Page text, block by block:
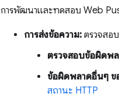
การพัฒนาและทดสอบ Web
การส่งข้อความ: ตรวจสอ
ตรวจสอบข้อผิดพ
ข้อผิดพลาดอื่นๆ ข
สถานะ HTTP